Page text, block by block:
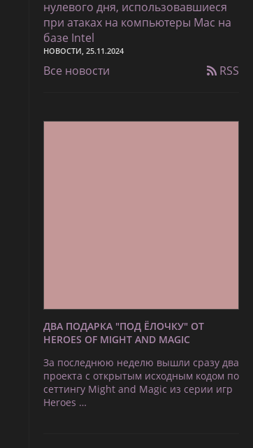
нулевого дня, использовавшиеся
при атаках на компьютеры Mac на
базе Intel
НОВОСТИ, 25.11.2024
Все новости RSS
ДВА ПОДАРКА "ПОД ЁЛОЧКУ" ОТ
HEROES OF MIGHT AND MAGIC
За последнюю неделю вышли сразу два
проекта с открытым исходным кодом по
сеттингу Might and Magic из серии игр
Heroes …